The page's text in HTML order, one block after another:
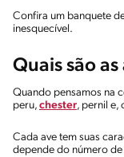
Confira um banquete
inesquecível.
Quais são
Quando pensamos na
peru, chester, pernil e,
Cada ave tem suas
depende do número